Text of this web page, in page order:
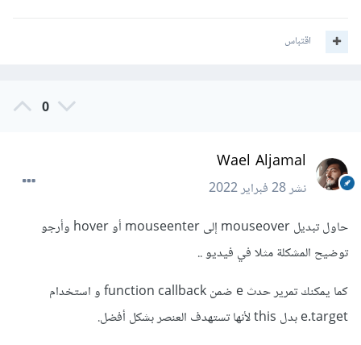
اقتباس
0
Wael Aljamal
نشر28 فبراير 2022
حاول تبديل mouseover إلى mouseenter أو hover وأرجو
توضيح المشكلة مثلا في فيديو ..
كما يمكنك تمرير حدث e ضمن function callback و استخدام
e.target بدل this لأنها تستهدف العنصر بشكل أفضل.